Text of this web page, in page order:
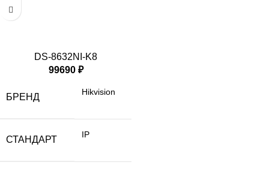
DS-8632NI-K8
99690 ₽
БРЕНД Hikvision
СТАНДАРТ IP